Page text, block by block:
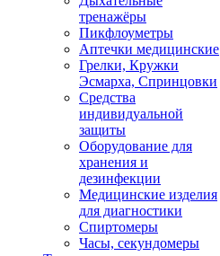
тренажёры
Пикфлоуметры
Аптечки медицинские
Грелки, Кружки
Эсмарха, Спринцовки
Средства
индивидуальной
защиты
Оборудование для
хранения и
дезинфекции
Медицинские изделия
для диагностики
Спиртомеры
Часы, секундомеры